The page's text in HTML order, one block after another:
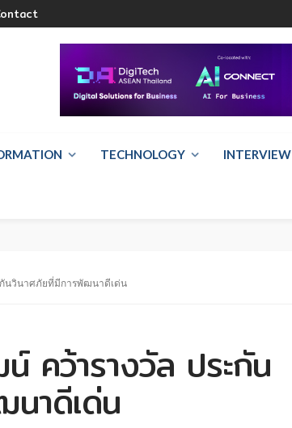
TECHNOLOGY INTERVIEW
นวินาศภัยที่มีการพัฒนาดีเด่น
คว้ารางวัล ประกัน
าดีเด่น